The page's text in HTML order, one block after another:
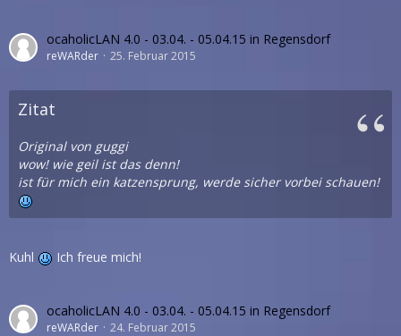
ocaholicLAN 4.0 - 03.04. - 05.04.15 in Regensdorf
reWARder 25. Februar 2015
Zitat
Original von guggi
wow! wie geil ist das denn!
ist für mich ein katzensprung, werde sicher vorbei schauen!
Kuhl Ich freue mich!
ocaholicLAN 4.0 - 03.04. - 05.04.15 in Regensdorf
reWARder 24. Februar 2015